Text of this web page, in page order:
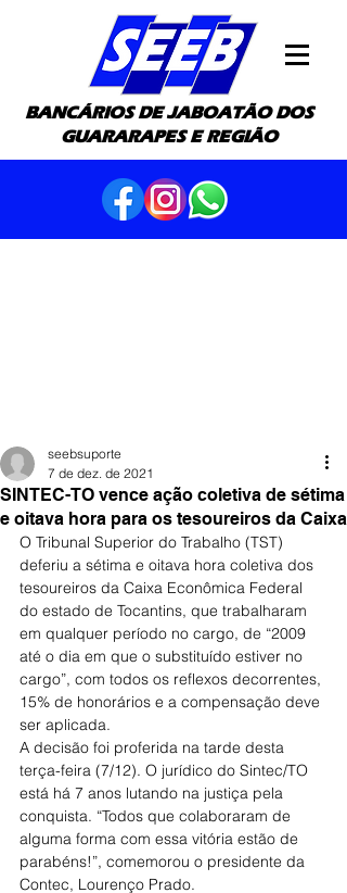
BANCÁRIOS DE JABOATÃO DOS
GUARARAPES E REGIÃO
SINTEC-TO vence ação coletiva de sétima
e oitava hora para os tesoureiros da Caixa
seebsuporte
7 de dez. de 2021
O Tribunal Superior do Trabalho (TST)
deferiu a sétima e oitava hora coletiva dos
tesoureiros da Caixa Econômica Federal
do estado de Tocantins, que trabalharam
em qualquer período no cargo, de “2009
até o dia em que o substituído estiver no
cargo”, com todos os reflexos decorrentes,
15% de honorários e a compensação deve
ser aplicada.
A decisão foi proferida na tarde desta
terça-feira (7/12). O jurídico do Sintec/TO
está há 7 anos lutando na justiça pela
conquista. “Todos que colaboraram de
alguma forma com essa vitória estão de
parabéns!”, comemorou o presidente da
Contec, Lourenço Prado.